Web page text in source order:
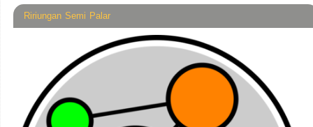
Ririungan Semi Palar